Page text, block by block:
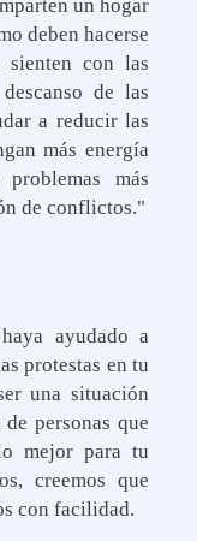
un hogar
deben hacerse
con las
de las
a reducir las
más energía
más
de conflictos."
ayudado a
protestas en tu
una situación
personas que
mejor para tu
creemos que
con facilidad.